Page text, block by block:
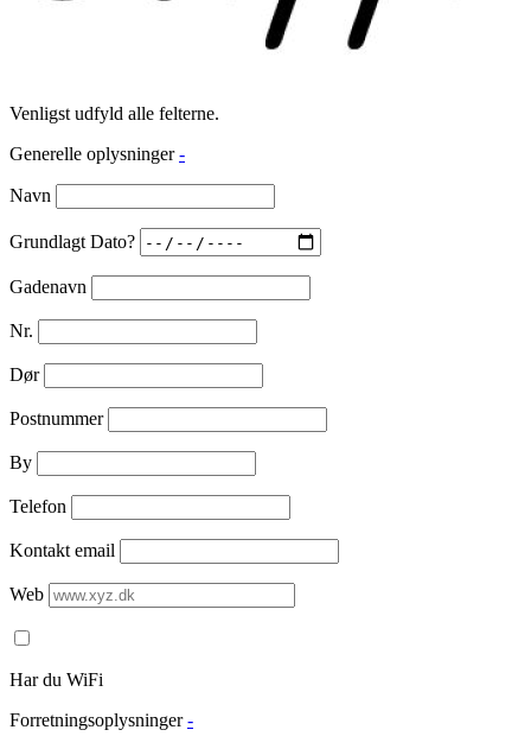
Venligst udfyld alle felterne.
Generelle oplysninger -
Navn
Grundlagt Dato?
Gadenavn
Nr.
Dør
Postnummer
By
Telefon
Kontakt email
Web
Har du WiFi
Forretningsoplysninger -